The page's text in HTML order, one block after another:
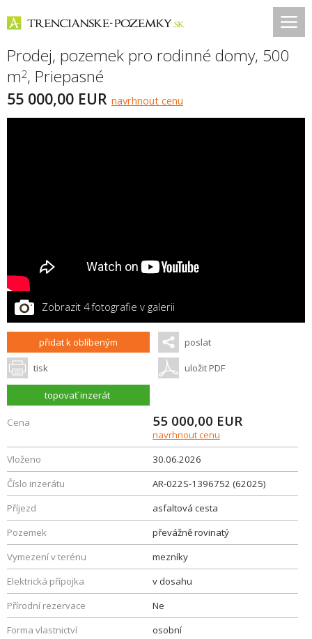
Prodej, pozemek pro rodinné domy, 500
m2, Priepasné
55 000,00 EUR navrhnout cenu
Zobrazit 4 fotografie v galerii
přidat k oblíbeným poslat
tisk uložit PDF
topovať inzerát
Cena 55 000,00 EUR
navrhnout cenu
Vloženo
30.06.2026
Číslo inzerátu
AR-022S-1396752 (62025)
Příjezd
asfaltová cesta
Pozemek
převážně rovinatý
Vymezení v terénu
mezníky
Elektrická přípojka
v dosahu
Přírodní rezervace
Ne
Forma vlastnictví
osobní